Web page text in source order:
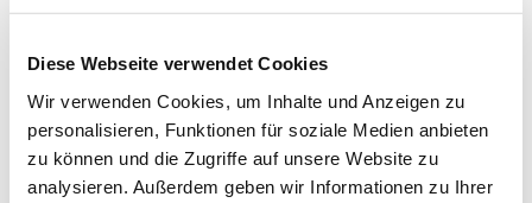
Diese Webseite verwendet Cookies
Wir verwenden Cookies, um Inhalte und Anzeigen zu
personalisieren, Funktionen für soziale Medien anbieten
zu können und die Zugriffe auf unsere Website zu
analysieren. Außerdem geben wir Informationen zu Ihrer
Dies könnte Sie auch
interessieren